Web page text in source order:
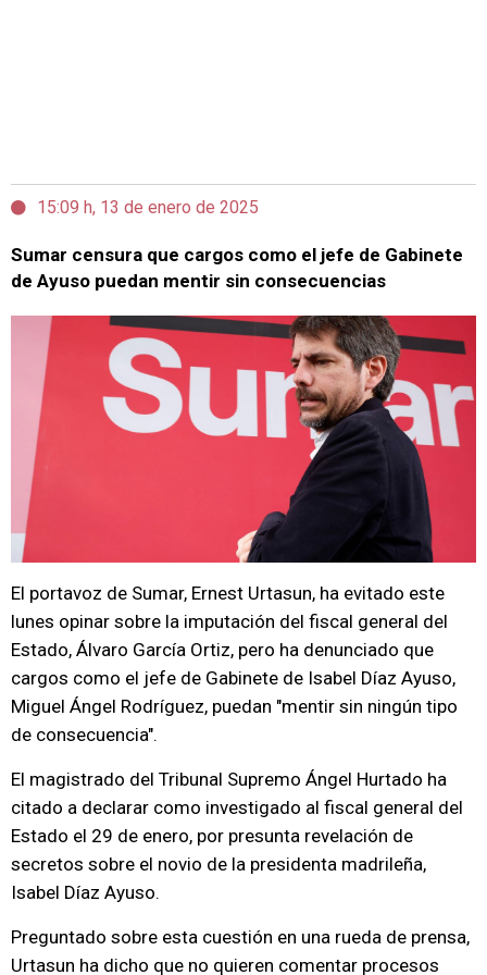
15:09 h, 13 de enero de 2025
Sumar censura que cargos como el jefe de Gabinete
de Ayuso puedan mentir sin consecuencias
El portavoz de Sumar, Ernest Urtasun, ha evitado este
lunes opinar sobre la imputación del fiscal general del
Estado, Álvaro García Ortiz, pero ha denunciado que
cargos como el jefe de Gabinete de Isabel Díaz Ayuso,
Miguel Ángel Rodríguez, puedan "mentir sin ningún tipo
de consecuencia".
El magistrado del Tribunal Supremo Ángel Hurtado ha
citado a declarar como investigado al fiscal general del
Estado el 29 de enero, por presunta revelación de
secretos sobre el novio de la presidenta madrileña,
Isabel Díaz Ayuso.
Preguntado sobre esta cuestión en una rueda de prensa,
Urtasun ha dicho que no quieren comentar procesos